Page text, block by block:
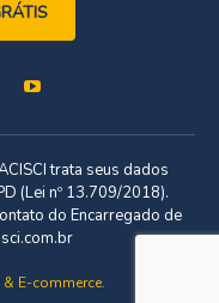
trata seus dados
(Lei nº 13.709/2018).
do Encarregado de
E-commerce.